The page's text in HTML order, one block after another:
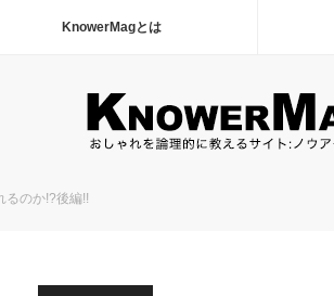
KnowerMagとは
るのか!?後編!!